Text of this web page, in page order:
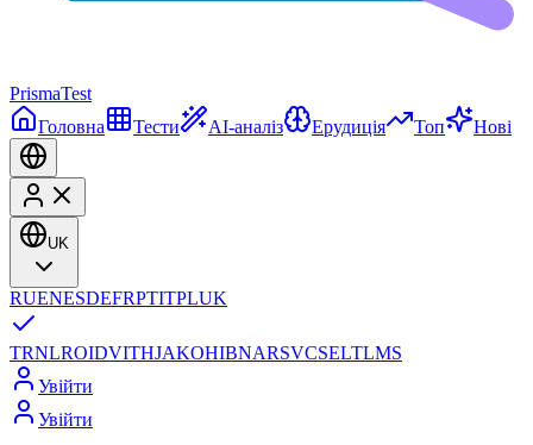
PrismaTest
Головна
Тести AI-аналіз Ерудиція Топ Нові
UK
RUENESDEFRPTITPLUK
TRNLROIDVITHJAKOHIBNARSVCSELTLMS
Увійти
Увійти